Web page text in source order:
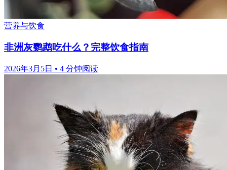
营养与饮食
非洲灰鹦鹉吃什么？完整饮食指南
2026年3月5日 • 4 分钟阅读